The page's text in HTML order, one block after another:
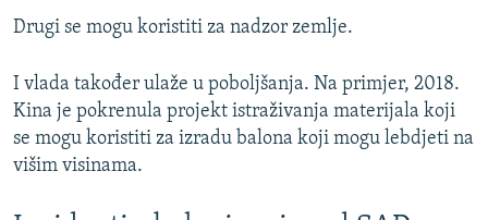
Drugi se mogu koristiti za nadzor zemlje.
I vlada također ulaže u poboljšanja. Na primjer, 2018.
Kina je pokrenula projekt istraživanja materijala koji
se mogu koristiti za izradu balona koji mogu lebdjeti na
višim visinama.